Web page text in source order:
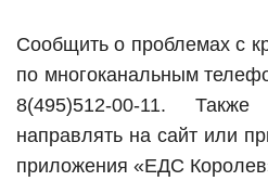
Сообщить о проблемах с
по многоканальным
8(495)512-00-11.
направлять на сайт или
приложения «ЕДС